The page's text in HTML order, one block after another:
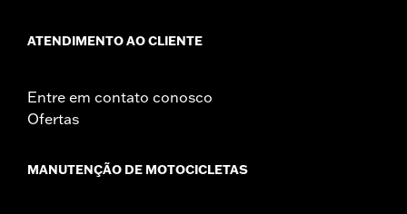
ATENDIMENTO AO CLIENTE
Entre em contato conosco
Ofertas
MANUTENÇÃO DE MOTOCICLETAS